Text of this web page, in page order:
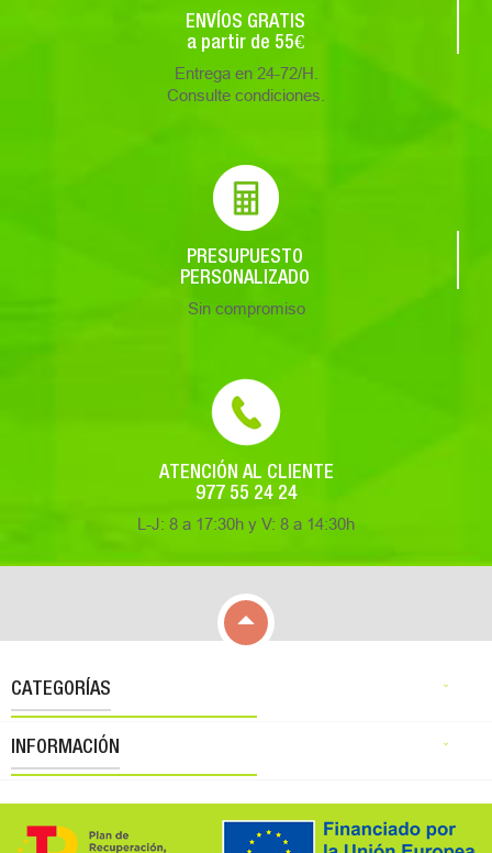
ENVÍOS GRATIS
a partir de 55€
Entrega en 24-72/H.
Consulte condiciones.
PRESUPUESTO
PERSONALIZADO
Sin compromiso
ATENCIÓN AL CLIENTE
977 55 24 24
L-J: 8 a 17:30h y V: 8 a 14:30h

CATEGORÍAS 
INFORMACIÓN 